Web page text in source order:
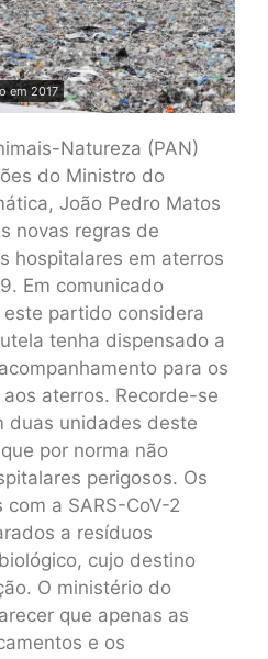
em 2017
Natureza (PAN)
do Ministro do
João Pedro Matos
novas regras de
hospitalares em aterros
Em comunicado
partido considera
tenha dispensado a
para os
aterros. Recorde-se
duas unidades deste
por norma não
perigosos. Os
a SARS-CoV-2
a resíduos
cujo destino
O ministério do
que apenas as
e os